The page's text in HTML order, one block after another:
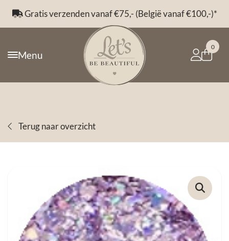
Gratis verzenden vanaf €75,- (België vanaf €100,-)*
Menu
0
Terug naar overzicht